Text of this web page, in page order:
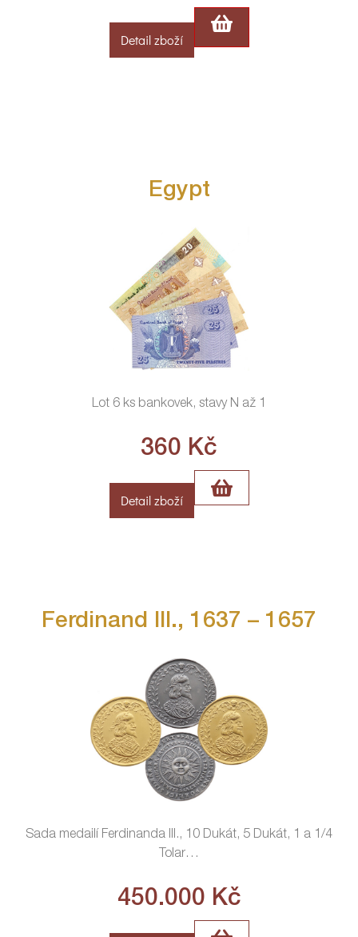
Detail zboží
Egypt
Lot 6 ks bankovek, stavy N až 1
360 Kč
Detail zboží
Ferdinand III., 1637 – 1657
Sada medailí Ferdinanda III., 10 Dukát, 5 Dukát, 1 a 1/4
Tolar…
450.000 Kč